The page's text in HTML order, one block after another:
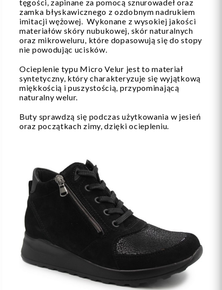
tęgości, zapinane za pomocą sznurowadeł oraz
zamka błyskawicznego z ozdobnym nadrukiem
imitacji wężowej. Wykonane z wysokiej jakości
materiałów skóry nubukowej, skór naturalnych
oraz mikroweluru, które dopasowują się do stopy
nie powodując ucisków.
Ocieplenie typu Micro Velur jest to materiał
syntetyczny, który charakteryzuje się wyjątkową
miękkością i puszystością, przypominającą
naturalny welur.
Buty sprawdzą się podczas użytkowania w jesień
oraz początkach zimy, dzięki ociepleniu.